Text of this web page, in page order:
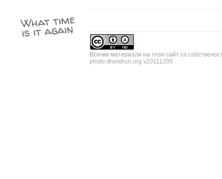
Всички материали на този сайт са
photo.drundrun.org v20111205